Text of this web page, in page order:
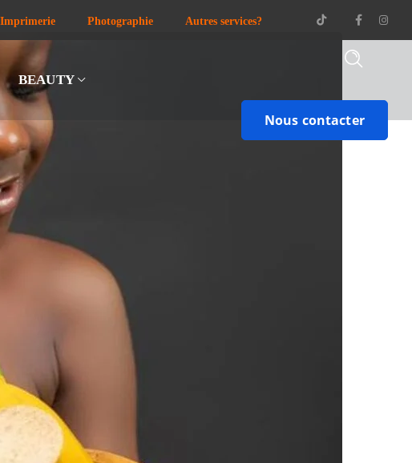
Imprimerie Photographie Autres services?
BEAUTY
Nous contacter